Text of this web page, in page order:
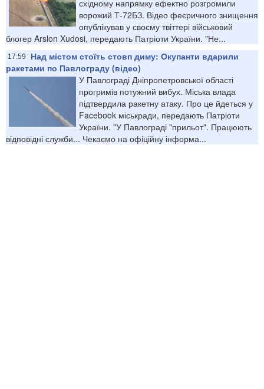
східному напрямку ефектно розгромили
ворожий Т-72БЗ. Відео феєричного знищення
опублікував у своєму твіттері військовий
блогер Arslon Xudosi, передають Патріоти України. "Не...
17:59
Над містом стоїть стовп диму: Окупанти вдарили
ракетами по Павлограду (відео)
У Павлограді Дніпропетровської області
прогримів потужний вибух. Міська влада
підтвердила ракетну атаку. Про це йдеться у
Facebook міськради, передають Патріоти
України. "У Павлограді "прильот". Працюють
відповідні служби... Чекаємо на офіційну інформа...